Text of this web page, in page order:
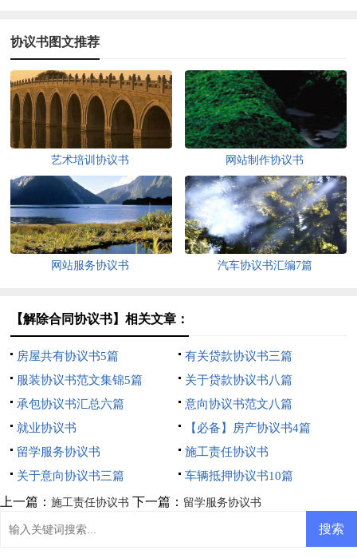
协议书图文推荐
艺术培训协议书 网站制作协议书
网站服务协议书 汽车协议书汇编7篇
【解除合同协议书】相关文章：
房屋共有协议书5篇
有关贷款协议书三篇
服装协议书范文集锦5篇
关于贷款协议书八篇
承包协议书汇总六篇
意向协议书范文八篇
就业协议书
【必备】房产协议书4篇
留学服务协议书
施工责任协议书
关于意向协议书三篇
车辆抵押协议书10篇
上一篇： 施工责任协议书 下一篇： 留学服务协议书